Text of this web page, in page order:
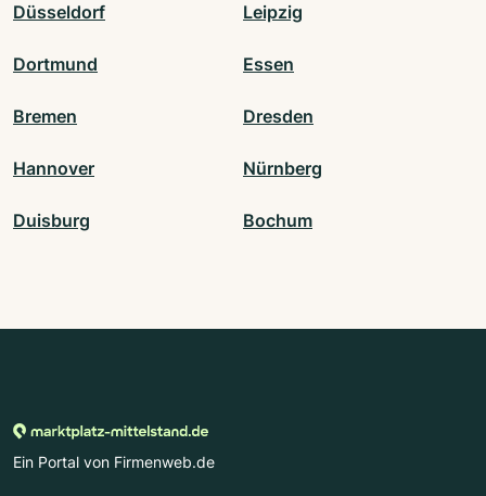
Düsseldorf Leipzig
Dortmund Essen
Bremen Dresden
Hannover Nürnberg
Duisburg Bochum
Ein Portal von Firmenweb.de